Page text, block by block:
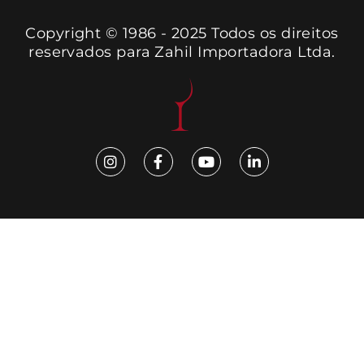
Copyright © 1986 - 2025 Todos os direitos
reservados para Zahil Importadora Ltda.